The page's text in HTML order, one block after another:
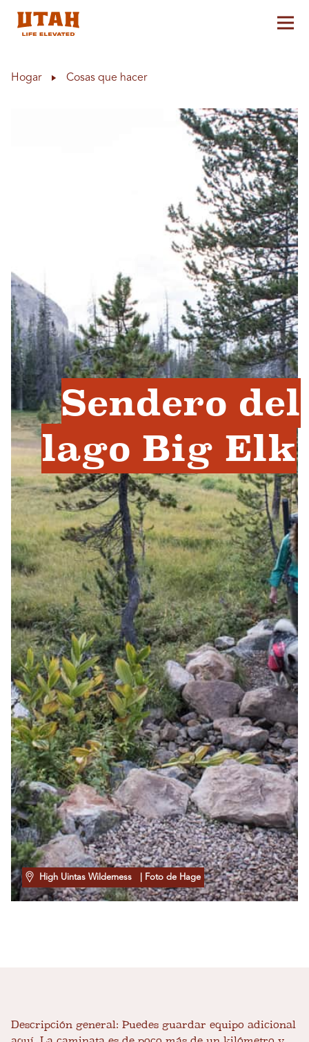
Hogar Cosas que hacer
Sendero del
lago Big Elk
High Uintas Wilderness | Foto de Hage
Descripción general: Puedes guardar equipo adicional